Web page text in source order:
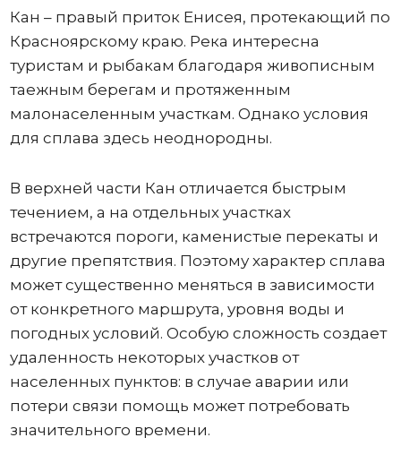
Кан – правый приток Енисея, протекающий по
Красноярскому краю. Река интересна
туристам и рыбакам благодаря живописным
таежным берегам и протяженным
малонаселенным участкам. Однако условия
для сплава здесь неоднородны.
В верхней части Кан отличается быстрым
течением, а на отдельных участках
встречаются пороги, каменистые перекаты и
другие препятствия. Поэтому характер сплава
может существенно меняться в зависимости
от конкретного маршрута, уровня воды и
погодных условий. Особую сложность создает
удаленность некоторых участков от
населенных пунктов: в случае аварии или
потери связи помощь может потребовать
значительного времени.